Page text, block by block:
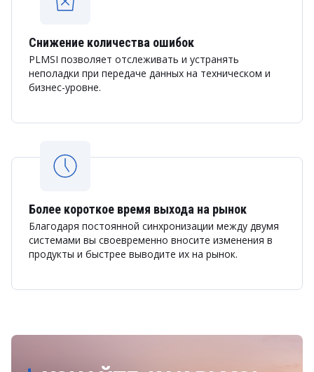
Снижение количества ошибок
PLMSI позволяет отслеживать и устранять
неполадки при передаче данных на техническом и
бизнес-уровне.
Более короткое время выхода на рынок
Благодаря постоянной синхронизации между двумя
системами вы своевременно вносите изменения в
продукты и быстрее выводите их на рынок.